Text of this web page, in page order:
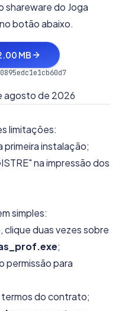
shareware do Joga
botão abaixo.
MB
agosto de 2026
limitações:
primeira instalação;
na impressão dos
simples:
duas vezes sobre
;
permissão para
termos do contrato;